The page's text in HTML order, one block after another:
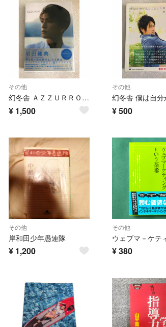
その他
幻冬舎 ＡＺＺＵＲＲＯ 岩田剛典
¥ 1,500
その他
¥500
その他
岸和田少年愚連隊
¥ 1,200
その他
¥380